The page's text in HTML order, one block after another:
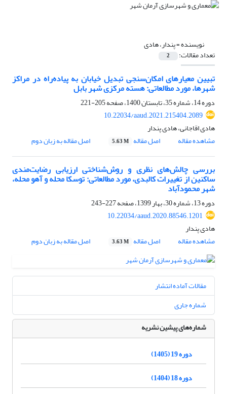
نویسنده =پندار، هادی
تعداد مقالات: 2
تبیین معیارهای امکان‌سنجی تبدیل خیابان به پیاده‌راه در مراکز
شهرها، مورد مطالعاتی: هسته مرکزی شهر بابل
دوره 14، شماره 35، تابستان 1400، صفحه
205-221
10.22034/aaud.2021.215404.2089
هادی اقاجانی، هادی پندار
مشاهده مقاله
اصل مقاله 5.63 M اصل مقاله به زبان دوم
بررسی چالش‌های نظری و روش‌شناختی ارزیابی رضایت‌مندی
ساکنین از تغییرات کالبدی، مورد مطالعاتی: توسکا محله و آهو محله،
شهر محمودآباد
دوره 13، شماره 30، بهار 1399، صفحه
227-243
10.22034/aaud.2020.88546.1201
هادی پندار
مشاهده مقاله
اصل مقاله 3.63 M اصل مقاله به زبان دوم
مقالات آماده انتشار
شماره جاری
شماره‌های پیشین نشریه
دوره 19 (1405)
دوره 18 (1404)